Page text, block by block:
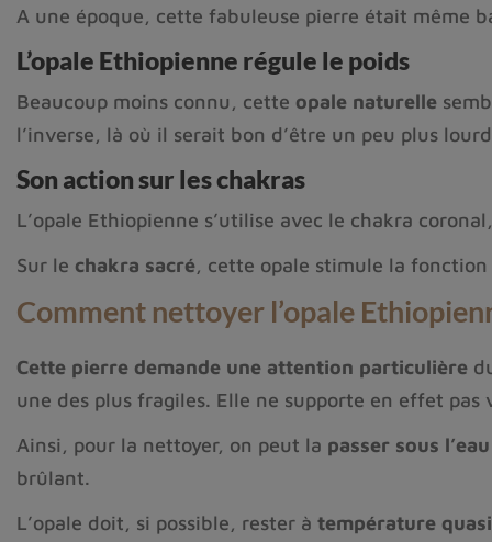
A une époque, cette fabuleuse pierre était même
L’opale Ethiopienne régule le poids
Beaucoup moins connu, cette opale naturelle
l’inverse, là où il serait bon d’être un peu plus
Son action sur les chakras
L’opale Ethiopienne s’utilise avec le chakra
Sur le chakra sacré, cette opale stimule la
Comment nettoyer l’opale
Cette pierre demande une attention particulière
une des plus fragiles. Elle ne supporte en effet
Ainsi, pour la nettoyer, on peut la passer sous l’eau
brûlant.
L’opale doit, si possible, rester à température